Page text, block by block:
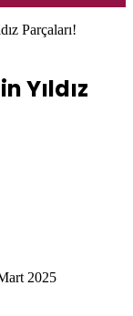
Parçaları!
Yıldız
2025